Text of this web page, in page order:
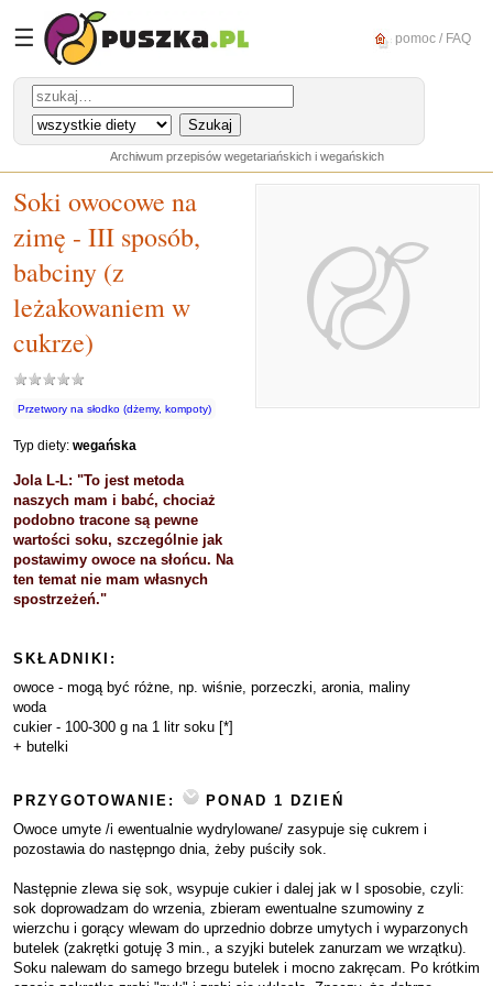
☰ pomoc / FAQ
Archiwum przepisów wegetariańskich i wegańskich
Soki owocowe na
zimę - III sposób,
babciny (z
leżakowaniem w
cukrze)
Przetwory na słodko (dżemy, kompoty)
Typ diety: wegańska
Jola L-L: "To jest metoda
naszych mam i babć, chociaż
podobno tracone są pewne
wartości soku, szczególnie jak
postawimy owoce na słońcu. Na
ten temat nie mam własnych
spostrzeżeń."
SKŁADNIKI:
owoce - mogą być różne, np. wiśnie, porzeczki, aronia, maliny
woda
cukier - 100-300 g na 1 litr soku [*]
+ butelki
PRZYGOTOWANIE:
PONAD 1 DZIEŃ
Owoce umyte /i ewentualnie wydrylowane/ zasypuje się cukrem i
pozostawia do następngo dnia, żeby puściły sok.
Następnie zlewa się sok, wsypuje cukier i dalej jak w I sposobie, czyli:
sok doprowadzam do wrzenia, zbieram ewentualne szumowiny z
wierzchu i gorący wlewam do uprzednio dobrze umytych i wyparzonych
butelek (zakrętki gotuję 3 min., a szyjki butelek zanurzam we wrzątku).
Soku nalewam do samego brzegu butelek i mocno zakręcam. Po krótkim